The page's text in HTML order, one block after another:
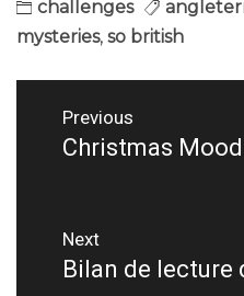
challenges
mysteries, so british
Navigation
Previous
Previous
Christmas Mood
Next
Next
Bilan de lecture